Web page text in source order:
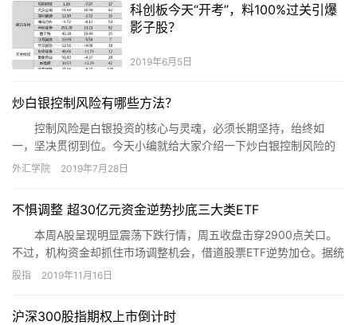
科创板今天“开考”，料100%过关引爆
影子股？
2019年6月5日
炒白银控制风险有哪些方法？
控制风险是白银投资的核心与灵魂，必须长期坚持，绐终如
一，坚决贯彻到位。今天小编就给大家介绍一下炒白银控制风险的
技巧是什么?
外汇学院 2019年7月28日
不惧调整 超30亿元资金逆势抄底三大类ETF
本周A股呈现明显震荡下跌行情，周五收盘击穿2900点关口。
不过，机构资金却抓住市场调整机会，借道股票ETF逆势加仓。据统
计，本周共有9只股票ETF获得1亿元金额以上的净流入，合计“吸金”
股指 2019年11月16日
沪深300股指期权上市倒计时